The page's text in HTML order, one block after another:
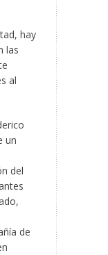
hay
las
al
un
del
de